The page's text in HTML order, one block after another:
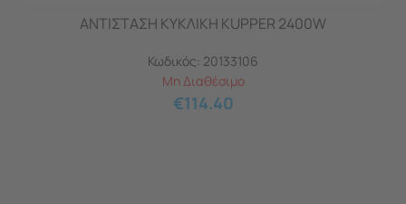
ΑΝΤΙΣΤΑΣΗ ΚΥΚΛΙΚΗ KUPPER 2400W
Κωδικός: 20133106
Μη Διαθέσιμο
€114.40